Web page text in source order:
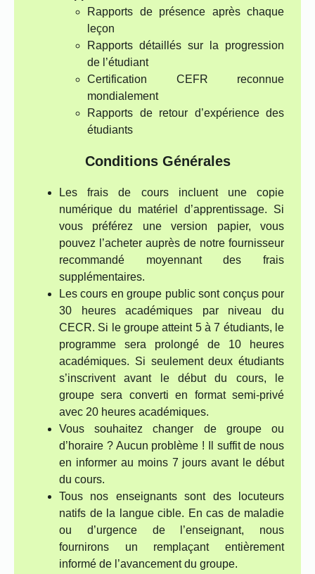
Rapports de présence après chaque
leçon
Rapports détaillés sur la progression
de l’étudiant
Certification CEFR reconnue
mondialement
Rapports de retour d’expérience des
étudiants
Conditions Générales
Les frais de cours incluent une copie
numérique du matériel d’apprentissage. Si
vous préférez une version papier, vous
pouvez l’acheter auprès de notre fournisseur
recommandé moyennant des frais
supplémentaires.
Les cours en groupe public sont conçus pour
30 heures académiques par niveau du
CECR. Si le groupe atteint 5 à 7 étudiants, le
programme sera prolongé de 10 heures
académiques. Si seulement deux étudiants
s’inscrivent avant le début du cours, le
groupe sera converti en format semi-privé
avec 20 heures académiques.
Vous souhaitez changer de groupe ou
d’horaire ? Aucun problème ! Il suffit de nous
en informer au moins 7 jours avant le début
du cours.
Tous nos enseignants sont des locuteurs
natifs de la langue cible. En cas de maladie
ou d’urgence de l’enseignant, nous
fournirons un remplaçant entièrement
informé de l’avancement du groupe.